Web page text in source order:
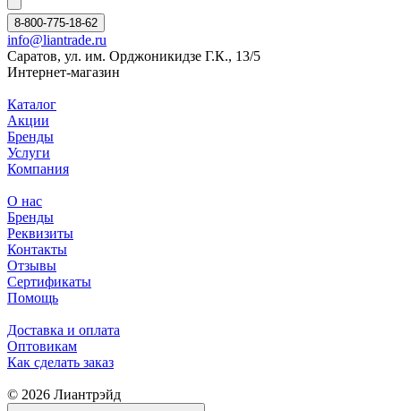
8-800-775-18-62
info@liantrade.ru
Саратов, ул. им. Орджоникидзе Г.К., 13/5
Интернет-магазин
Каталог
Акции
Бренды
Услуги
Компания
О нас
Бренды
Реквизиты
Контакты
Отзывы
Сертификаты
Помощь
Доставка и оплата
Оптовикам
Как сделать заказ
© 2026 Лиантрэйд